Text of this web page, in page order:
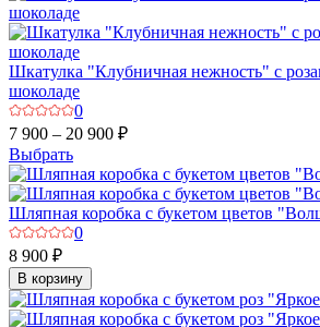
Шкатулка "Клубничная нежность" с
шоколаде
0
7 900 – 20 900 ₽
Выбрать
Шляпная коробка с букетом цветов
0
8 900 ₽
В корзину